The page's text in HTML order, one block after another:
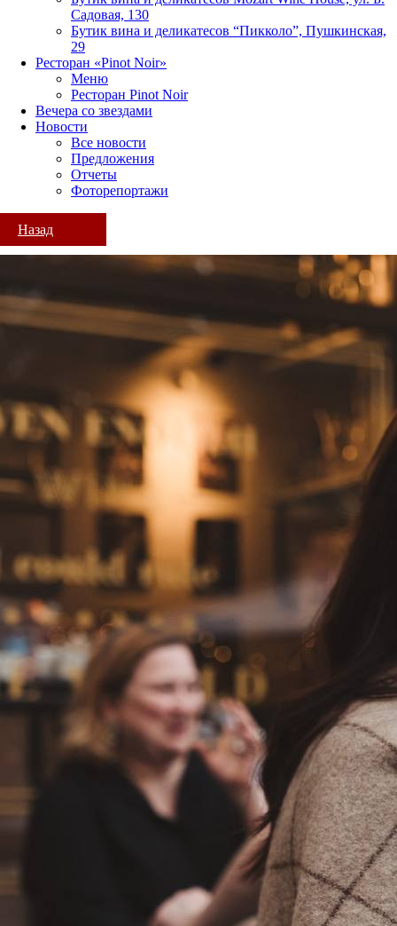
Садовая, 130
Бутик вина и деликатесов “Пикколо”, Пушкинская,
29
Ресторан «Pinot Noir»
Меню
Ресторан Pinot Noir
Вечера со звездами
Новости
Все новости
Предложения
Отчеты
Фоторепортажи
Назад